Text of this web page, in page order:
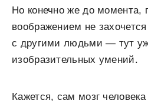
Но конечно же до момента,
воображением не
с другими людьми — тут
изобразительных умений.
Кажется, сам мозг